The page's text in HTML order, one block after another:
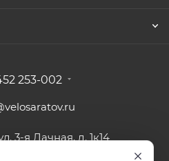
253-002
3-я Дачная, д. 1к14